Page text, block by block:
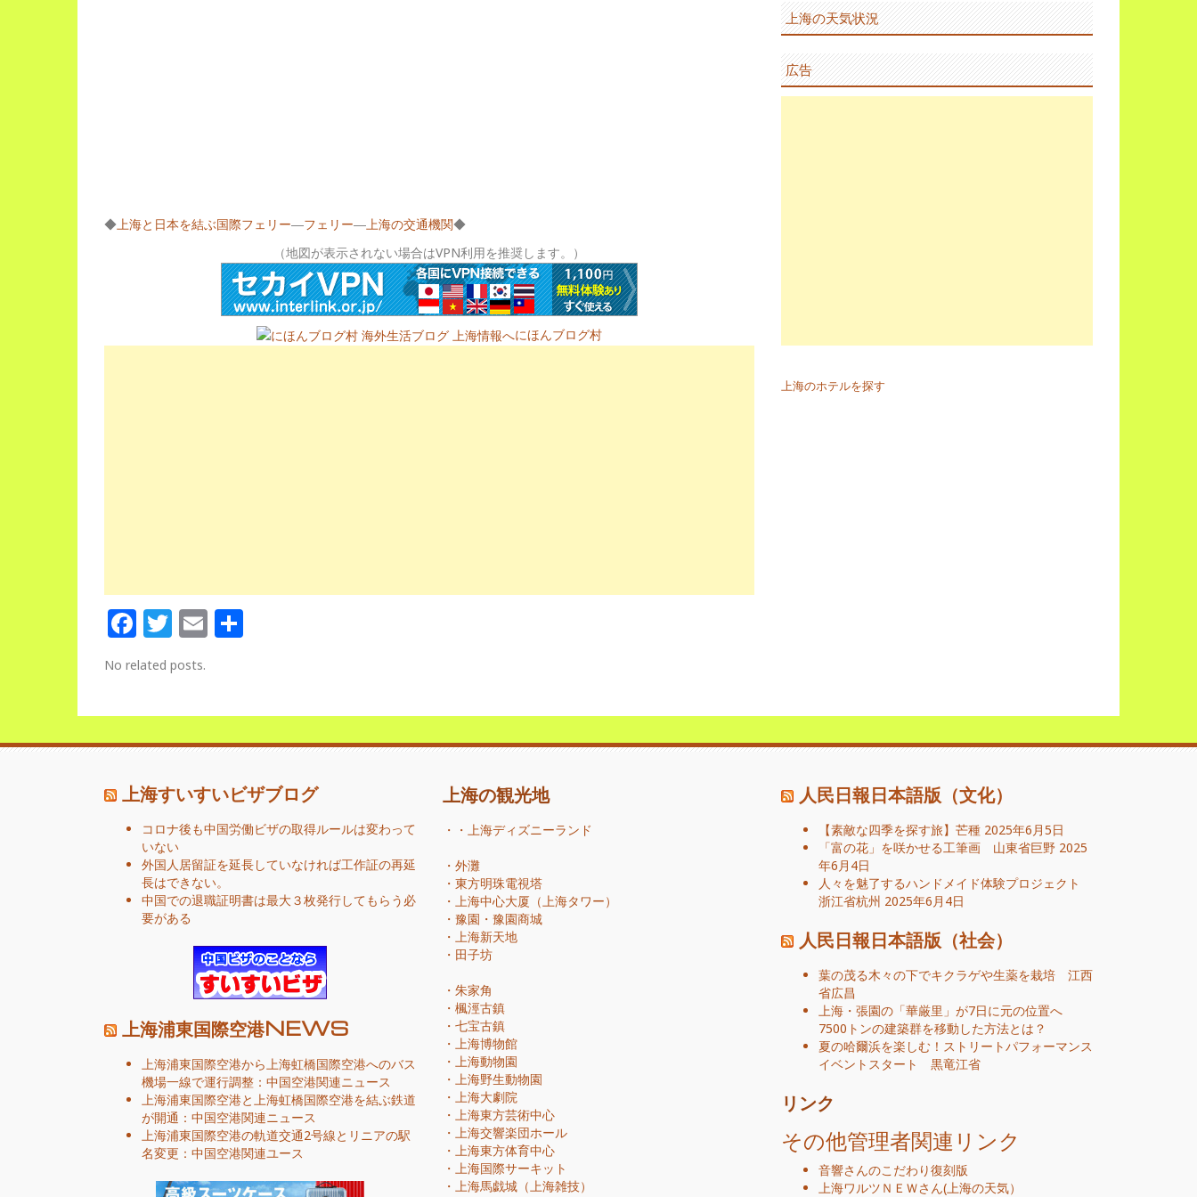
◆ 上海と日本を結ぶ国際フェリー―フェリー― 上海の交通機関◆
（地図が表示されない場合はVPN利用を推奨します。）
にほんブログ村
Facebook
Twitter
Email
No related posts.
上海の天気状況
広告
上海のホテルを探す
上海すいすいビザブログ
コロナ後も中国労働ビザの取得ルールは変わって
いない
外国人居留証を延長していなければ工作証の再延
長はできない。
中国での退職証明書は最大３枚発行してもらう必
要がある
上海浦東国際空港NEWS
上海浦東国際空港から上海虹橋国際空港へのバス
機場一線で運行調整：中国空港関連ニュース
上海浦東国際空港と上海虹橋国際空港を結ぶ鉄道
が開通：中国空港関連ニュース
上海浦東国際空港の軌道交通2号線とリニアの駅
名変更：中国空港関連ユース
上海の観光地
・・ 上海ディズニーランド
・ 外灘
・ 東方明珠電視塔
・ 上海中心大厦（上海タワー）
・ 豫園・豫園商城
・ 上海新天地
・ 田子坊
・ 朱家角
・ 楓涇古鎮
・ 七宝古鎮
・ 上海博物館
・ 上海動物園
・ 上海野生動物園
・ 上海大劇院
・ 上海東方芸術中心
・ 上海交響楽団ホール
・ 上海東方体育中心
・ 上海国際サーキット
・ 上海馬戯城（上海雑技）
人民日報日本語版（文化）
【素敵な四季を探す旅】芒種 2025年6月5日
「富の花」を咲かせる工筆画 山東省巨野 2025
年6月4日
人々を魅了するハンドメイド体験プロジェクト
浙江省杭州 2025年6月4日
人民日報日本語版（社会）
葉の茂る木々の下でキクラゲや生薬を栽培 江西
省広昌
上海・張園の「華厳里」が7日に元の位置へ
7500トンの建築群を移動した方法とは？
夏の哈爾浜を楽しむ！ストリートパフォーマンス
イベントスタート 黒竜江省
リンク
その他管理者関連リンク
音響さんのこだわり復刻版
上海ワルツＮＥＷさん( 上海の天気）